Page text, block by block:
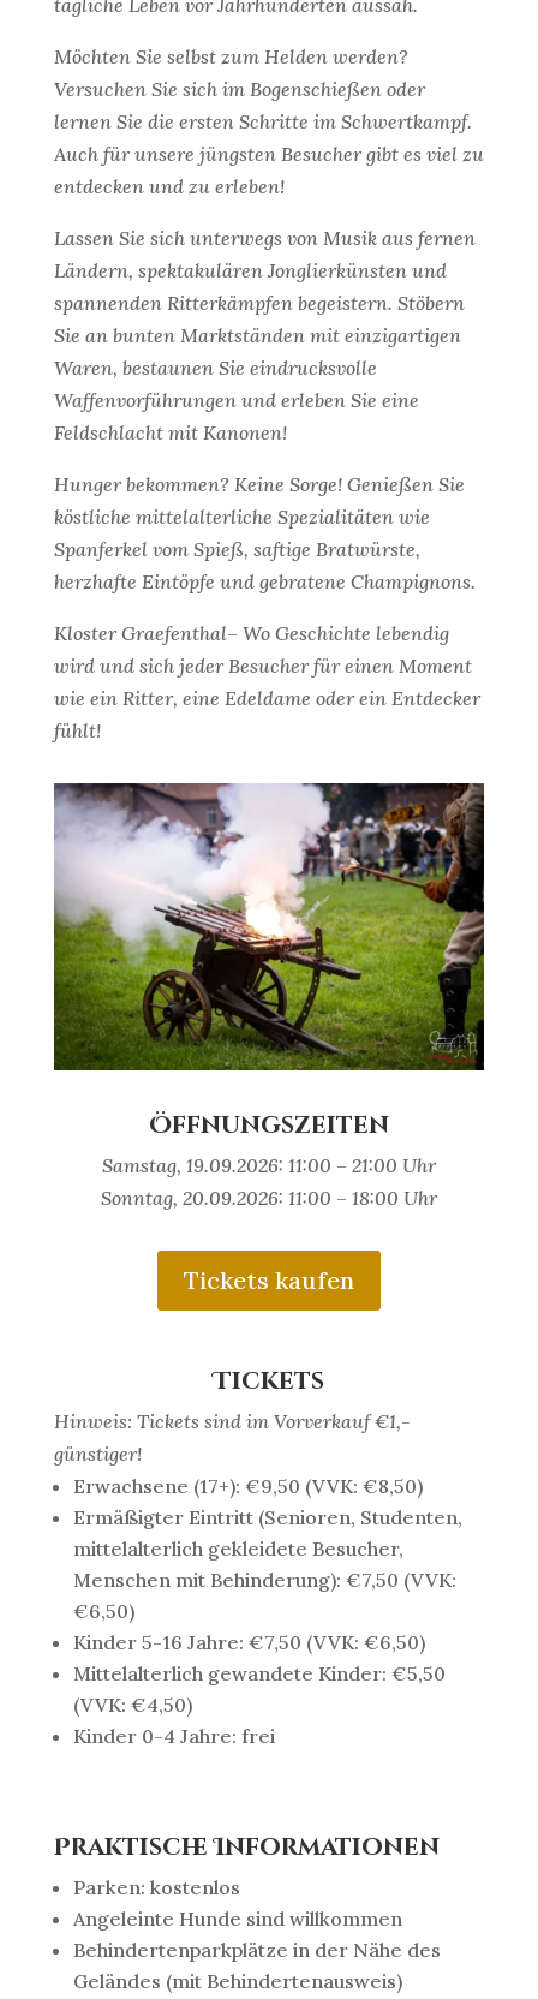
Möchten Sie selbst zum Helden werden?
Versuchen Sie sich im Bogenschießen oder
lernen Sie die ersten Schritte im Schwertkampf.
Auch für unsere jüngsten Besucher gibt es viel zu
entdecken und zu erleben!
Lassen Sie sich unterwegs von Musik aus fernen
Ländern, spektakulären Jonglierkünsten und
spannenden Ritterkämpfen begeistern. Stöbern
Sie an bunten Marktständen mit einzigartigen
Waren, bestaunen Sie eindrucksvolle
Waffenvorführungen und erleben Sie eine
Feldschlacht mit Kanonen!
Hunger bekommen? Keine Sorge! Genießen Sie
köstliche mittelalterliche Spezialitäten wie
Spanferkel vom Spieß, saftige Bratwürste,
herzhafte Eintöpfe und gebratene Champignons.
Kloster Graefenthal– Wo Geschichte lebendig
wird und sich jeder Besucher für einen Moment
wie ein Ritter, eine Edeldame oder ein Entdecker
fühlt!
Öffnungszeiten
Samstag, 19.09.2026: 11:00 – 21:00 Uhr
Sonntag, 20.09.2026: 11:00 – 18:00 Uhr
Tickets kaufen
Tickets
Hinweis: Tickets sind im Vorverkauf €1,-
günstiger!
Erwachsene (17+): €9,50 (VVK: €8,50)
Ermäßigter Eintritt (Senioren, Studenten,
mittelalterlich gekleidete Besucher,
Menschen mit Behinderung): €7,50 (VVK:
€6,50)
Kinder 5-16 Jahre: €7,50 (VVK: €6,50)
Mittelalterlich gewandete Kinder: €5,50
(VVK: €4,50)
Kinder 0-4 Jahre: frei
Praktische Informationen
Parken: kostenlos
Angeleinte Hunde sind willkommen
Behindertenparkplätze in der Nähe des
Geländes (mit Behindertenausweis)